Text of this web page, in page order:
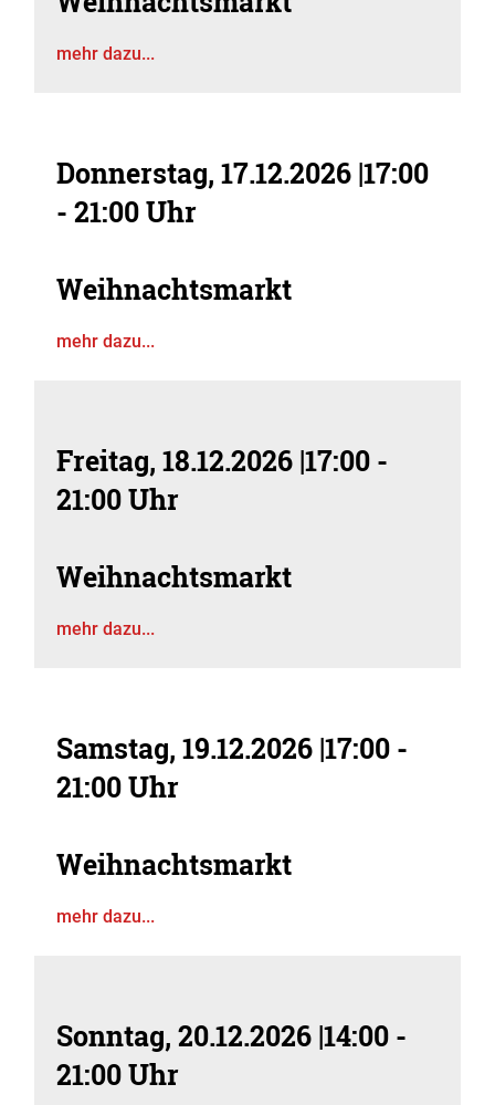
mehr dazu...
Donnerstag, 17.12.2026 |17:00
- 21:00 Uhr
Weihnachtsmarkt
mehr dazu...
Freitag, 18.12.2026 |17:00 -
21:00 Uhr
Weihnachtsmarkt
mehr dazu...
Samstag, 19.12.2026 |17:00 -
21:00 Uhr
Weihnachtsmarkt
mehr dazu...
Sonntag, 20.12.2026 |14:00 -
21:00 Uhr